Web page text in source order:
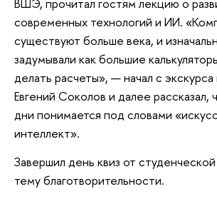
ВШЭ, прочитал гостям лекцию о
современных технологий и ИИ.
существуют больше века, и
задумывали как большие
делать расчеты», — начал с
Евгений Соколов и далее рассказал,
дни понимается под словами
интеллект».
Завершил день квиз от
тему благотворительности.